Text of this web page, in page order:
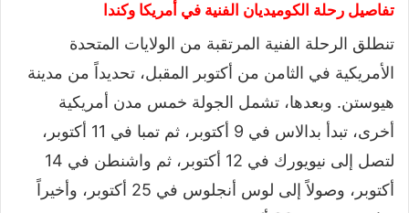
تفاصيل رحلة الكوميديان الفنية في أمريكا وكندا
تنطلق الرحلة الفنية المرتقبة من الولايات المتحدة
الأمريكية في الثامن من أكتوبر المقبل، تحديداً من مدينة
هيوستن. وبعدها، تشمل الجولة خمس مدن أمريكية
أخرى، تبدأ بدالاس في 9 أكتوبر، ثم تمبا في 11 أكتوبر،
لتصل إلى نيويورك في 12 أكتوبر، ثم واشنطن في 14
أكتوبر، وصولاً إلى لوس أنجلوس في 25 أكتوبر، وأخيراً